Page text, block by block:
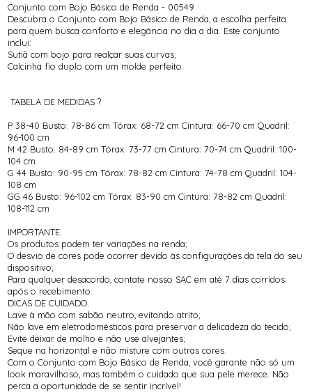
Conjunto com Bojo Básico de Renda - 00549
Descubra o Conjunto com Bojo Básico de Renda, a escolha perfeita
para quem busca conforto e elegância no dia a dia. Este conjunto
inclui:
Sutiã com bojo para realçar suas curvas;
Calcinha fio duplo com um molde perfeito.
TABELA DE MEDIDAS ?
P 38-40 Busto: 78-86 cm Tórax: 68-72 cm Cintura: 66-70 cm Quadril:
96-100 cm
M 42 Busto: 84-89 cm Tórax: 73-77 cm Cintura: 70-74 cm Quadril: 100-
104 cm
G 44 Busto: 90-95 cm Tórax: 78-82 cm Cintura: 74-78 cm Quadril: 104-
108 cm
GG 46 Busto: 96-102 cm Tórax: 83-90 cm Cintura: 78-82 cm Quadril:
108-112 cm
IMPORTANTE:
Os produtos podem ter variações na renda;
O desvio de cores pode ocorrer devido às configurações da tela do seu
dispositivo;
Para qualquer desacordo, contate nosso SAC em até 7 dias corridos
após o recebimento.
DICAS DE CUIDADO:
Lave à mão com sabão neutro, evitando atrito;
Não lave em eletrodomésticos para preservar a delicadeza do tecido;
Evite deixar de molho e não use alvejantes;
Seque na horizontal e não misture com outras cores.
Com o Conjunto com Bojo Básico de Renda, você garante não só um
look maravilhoso, mas também o cuidado que sua pele merece. Não
perca a oportunidade de se sentir incrível!